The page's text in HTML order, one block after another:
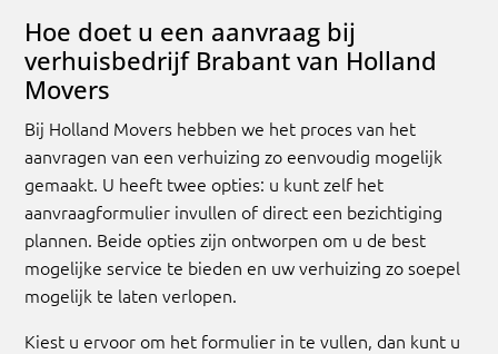
Hoe doet u een aanvraag bij
verhuisbedrijf Brabant van Holland
Movers
Bij Holland Movers hebben we het proces van het
aanvragen van een verhuizing zo eenvoudig mogelijk
gemaakt. U heeft twee opties: u kunt zelf het
aanvraagformulier invullen of direct een bezichtiging
plannen. Beide opties zijn ontworpen om u de best
mogelijke service te bieden en uw verhuizing zo soepel
mogelijk te laten verlopen.
Kiest u ervoor om het formulier in te vullen, dan kunt u